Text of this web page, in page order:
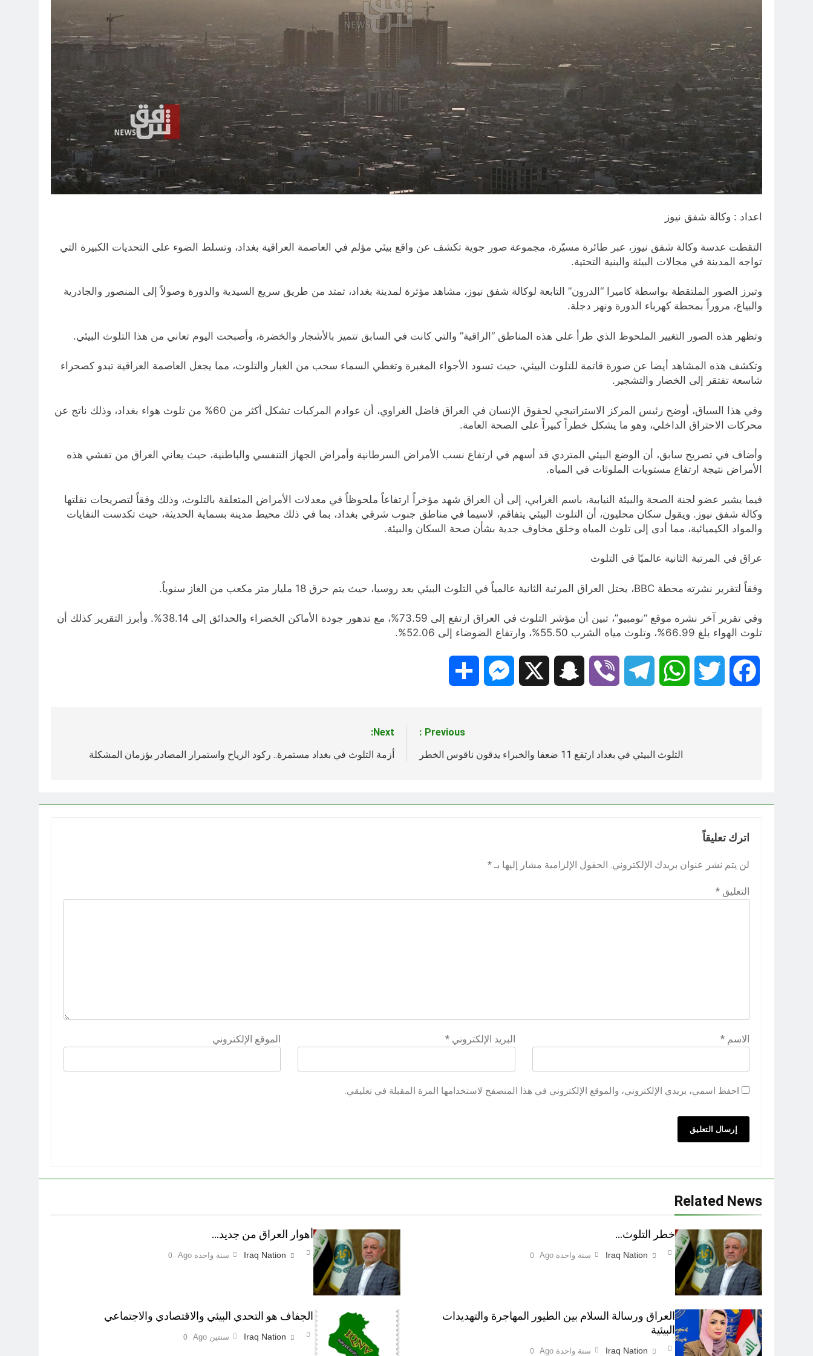
اعداد : وكالة شفق نيوز
التقطت عدسة وكالة شفق نيوز، عبر طائرة مسيّرة، مجموعة صور جوية تكشف عن واقع بيئي مؤلم في العاصمة العراقية بغداد، وتسلط الضوء على التحديات الكبيرة التي
تواجه المدينة في مجالات البيئة والبنية التحتية.
وتبرز الصور الملتقطة بواسطة كاميرا “الدرون” التابعة لوكالة شفق نيوز، مشاهد مؤثرة لمدينة بغداد، تمتد من طريق سريع السيدية والدورة وصولاً إلى المنصور والجادرية
والبياع، مروراً بمحطة كهرباء الدورة ونهر دجلة.
وتظهر هذه الصور التغيير الملحوظ الذي طرأ على هذه المناطق “الراقية” والتي كانت في السابق تتميز بالأشجار والخضرة، وأصبحت اليوم تعاني من هذا التلوث البيئي.
وتكشف هذه المشاهد أيضا عن صورة قاتمة للتلوث البيئي، حيث تسود الأجواء المغبرة وتغطي السماء سحب من الغبار والتلوث، مما يجعل العاصمة العراقية تبدو كصحراء
شاسعة تفتقر إلى الخضار والتشجير.
وفي هذا السياق، أوضح رئيس المركز الاستراتيجي لحقوق الإنسان في العراق فاضل الغراوي، أن عوادم المركبات تشكل أكثر من 60% من تلوث هواء بغداد، وذلك ناتج عن
محركات الاحتراق الداخلي، وهو ما يشكل خطراً كبيراً على الصحة العامة.
وأضاف في تصريح سابق، أن الوضع البيئي المتردي قد أسهم في ارتفاع نسب الأمراض السرطانية وأمراض الجهاز التنفسي والباطنية، حيث يعاني العراق من تفشي هذه
الأمراض نتيجة ارتفاع مستويات الملوثات في المياه.
فيما يشير عضو لجنة الصحة والبيئة النيابية، باسم الغرابي، إلى أن العراق شهد مؤخراً ارتفاعاً ملحوظاً في معدلات الأمراض المتعلقة بالتلوث، وذلك وفقاً لتصريحات نقلتها
وكالة شفق نيوز. ويقول سكان محليون، أن التلوث البيئي يتفاقم، لاسيما في مناطق جنوب شرقي بغداد، بما في ذلك محيط مدينة بسماية الحديثة، حيث تكدست النفايات
والمواد الكيميائية، مما أدى إلى تلوث المياه وخلق مخاوف جدية بشأن صحة السكان والبيئة.
عراق في المرتبة الثانية عالميًا في التلوث
وفقاً لتقرير نشرته محطة BBC، يحتل العراق المرتبة الثانية عالمياً في التلوث البيئي بعد روسيا، حيث يتم حرق 18 مليار متر مكعب من الغاز سنوياً.
وفي تقرير آخر نشره موقع “نومبيو”، تبين أن مؤشر التلوث في العراق ارتفع إلى 73.59%، مع تدهور جودة الأماكن الخضراء والحدائق إلى 38.14%. وأبرز التقرير كذلك أن
تلوث الهواء بلغ 66.99%، وتلوث مياه الشرب 55.50%، وارتفاع الضوضاء إلى 52.06%.
Facebook
Twitter
WhatsApp
Telegram
Viber
Snapchat
Messenger
Previous:
التلوث البيئي في بغداد ارتفع 11 ضعفا والخبراء يدقون ناقوس الخطر
Next:
أزمة التلوث في بغداد مستمرة.. ركود الرياح واستمرار المصادر يؤزمان المشكلة
اترك تعليقاً
لن يتم نشر عنوان بريدك الإلكتروني. الحقول الإلزامية مشار إليها بـ *
التعليق *
الاسم * البريد الإلكتروني* الموقع الإلكتروني
احفظ اسمي، بريدي الإلكتروني، والموقع الإلكتروني في هذا المتصفح لاستخدامها المرة المقبلة في تعليقي.
Related News
خطر التلوث…
Iraq Nation سنة واحدة Ago 0
أهوار العراق من جديد…
Iraq Nation سنة واحدة Ago 0
العراق ورسالة السلام بين الطيور المهاجرة والتهديدات
البيئية
Iraq Nation سنة واحدة Ago 0
الجفاف هو التحدي البيئي والاقتصادي والاجتماعي
Iraq Nation سنتين Ago 0